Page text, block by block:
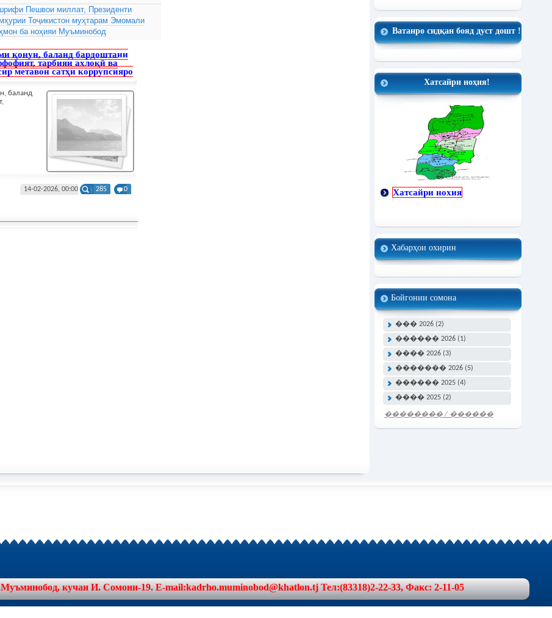
Ватанро сидқан бояд дуст дошт !
Хатсайри ноҳия!
Хатсайри нохия
Хабарҳои охирин
Бойгонии сомона
��� 2026 (2)
������ 2026 (1)
���� 2026 (3)
������� 2026 (5)
������ 2025 (4)
���� 2025 (2)
�������� / ������
���� �����
Пешвои миллат, Президенти
Тоҷикистон муҳтарам Эмомали
ба ноҳияи Муъминобод
қонун, баланд бардоштани
тарбияи ахлоқӣ ва
метавон сатҳи коррупсияро
баланд
14-02-2026, 00:00 285 0
кучаи И. Сомони-19. E-mail:kadrho.muminobod@khatlon.tj Тел:(83318)2-22-33, Факс: 2-11-05